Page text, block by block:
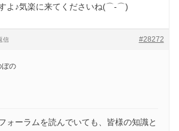
よ♪気楽に来てくださいね(⌒‐⌒)
#28272
信
ぼの
ォーラムを読んでいても、皆様の知識と